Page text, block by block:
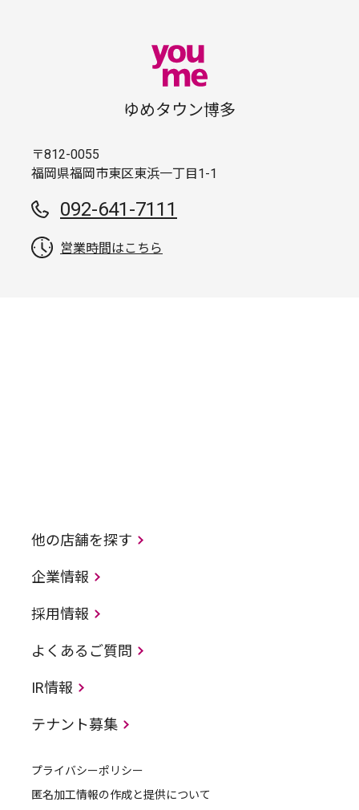
ゆめタウン博多
〒812-0055
福岡県福岡市東区東浜一丁目1-1
092-641-7111
営業時間はこちら
他の店舗を探す
企業情報
採用情報
よくあるご質問
IR情報
テナント募集
プライバシーポリシー
匿名加工情報の作成と提供について